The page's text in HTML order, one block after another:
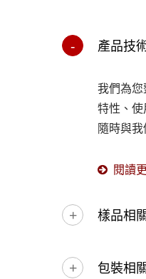
產品技
我們為您
特性、使
隨時與
閱讀
樣品相
包裝相